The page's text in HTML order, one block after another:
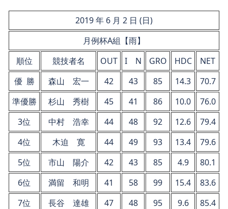
2019 年 6 月 2 日 (日)
月例杯A組【雨】
順位
競技者名 OUT I N GRO HDC
NET
優 勝
森山 宏一 42 43 85 14.3
70.7
準優勝
杉山 秀樹 45 41 86 10.0
76.0
3位
中村 浩幸 44 48 92 12.6
79.4
4位
木迫 寛 44 49 93 13.4
79.6
5位
市山 陽介 42 43 85 4.9
80.1
6位
満留 和明 41 58 99 15.4
83.6
7位
長谷 達雄 47 48 95 9.6
85.4